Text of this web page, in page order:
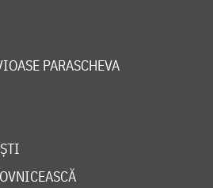
PARASCHEVA